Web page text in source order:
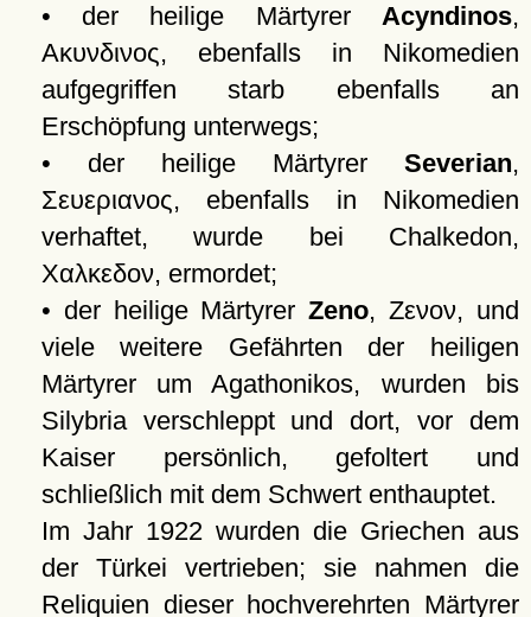
• der heilige Märtyrer Acyndinos,
Ακυνδινος, ebenfalls in Nikomedien
aufgegriffen starb ebenfalls an
Erschöpfung unterwegs;
• der heilige Märtyrer Severian,
Σευεριανος, ebenfalls in Nikomedien
verhaftet, wurde bei Chalkedon,
Χαλκεδον, ermordet;
• der heilige MärtyrerZeno,Ζενον, und
viele weitere Gefährten der heiligen
Märtyrer um Agathonikos, wurden bis
Silybria verschleppt und dort, vor dem
Kaiser persönlich, gefoltert und
schließlich mit dem Schwert enthauptet.
Im Jahr 1922 wurden die Griechen aus
der Türkei vertrieben; sie nahmen die
Reliquien dieser hochverehrten Märtyrer